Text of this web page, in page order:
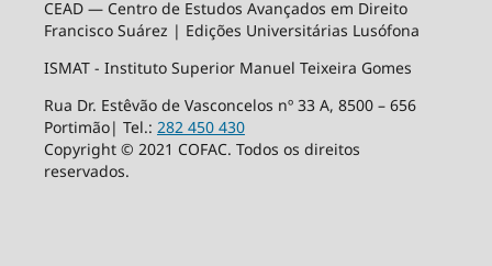
CEAD — Centro de Estudos Avançados em Direito
Francisco Suárez | Edições Universitárias Lusófona
ISMAT - Instituto Superior Manuel Teixeira Gomes
Rua Dr. Estêvão de Vasconcelos nº 33 A, 8500 – 656
Portimão| Tel.: 282 450 430
Copyright © 2021 COFAC. Todos os direitos
reservados.